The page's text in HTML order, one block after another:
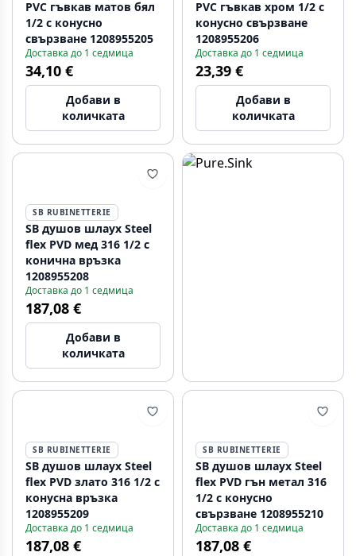
PVC гъвкав матов бял
1/2 с конусно
свързване 1208955205
Доставка до 1 седмица
34,10 €
Добави в
количката
PVC гъвкав хром 1/2 с
конусно свързване
1208955206
Доставка до 1 седмица
23,39 €
Добави в
количката
SB RUBINETTERIE
SB душов шлаух Steel
flex PVD мед 316 1/2 с
конична връзка
1208955208
Доставка до 1 седмица
187,08 €
Добави в
количката
SB RUBINETTERIE
SB душов шлаух Steel
flex PVD злато 316 1/2 с
конусна връзка
1208955209
Доставка до 1 седмица
187,08 €
SB RUBINETTERIE
SB душов шлаух Steel
flex PVD гън метал 316
1/2 с конусно
свързване 1208955210
Доставка до 1 седмица
187,08 €